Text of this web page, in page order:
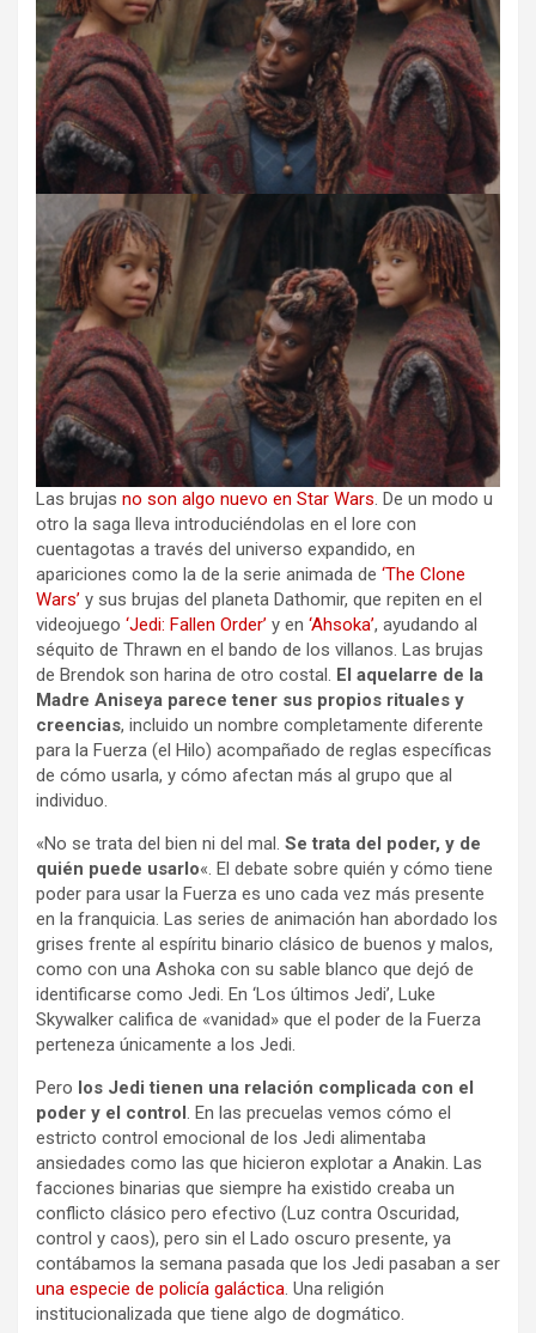
Las brujas no son algo nuevo en Star Wars. De un modo u
otro la saga lleva introduciéndolas en el lore con
cuentagotas a través del universo expandido, en
apariciones como la de la serie animada de ‘The Clone
Wars’ y sus brujas del planeta Dathomir, que repiten en el
videojuego ‘Jedi: Fallen Order’ y en ‘Ahsoka’, ayudando al
séquito de Thrawn en el bando de los villanos. Las brujas
de Brendok son harina de otro costal. El aquelarre de la
Madre Aniseya parece tener sus propios rituales y
creencias, incluido un nombre completamente diferente
para la Fuerza (el Hilo) acompañado de reglas específicas
de cómo usarla, y cómo afectan más al grupo que al
individuo.
«No se trata del bien ni del mal. Se trata del poder, y de
quién puede usarlo«. El debate sobre quién y cómo tiene
poder para usar la Fuerza es uno cada vez más presente
en la franquicia. Las series de animación han abordado los
grises frente al espíritu binario clásico de buenos y malos,
como con una Ashoka con su sable blanco que dejó de
identificarse como Jedi. En ‘Los últimos Jedi’, Luke
Skywalker califica de «vanidad» que el poder de la Fuerza
perteneza únicamente a los Jedi.
Pero los Jedi tienen una relación complicada con el
poder y el control . En las precuelas vemos cómo el
estricto control emocional de los Jedi alimentaba
ansiedades como las que hicieron explotar a Anakin. Las
facciones binarias que siempre ha existido creaba un
conflicto clásico pero efectivo (Luz contra Oscuridad,
control y caos), pero sin el Lado oscuro presente, ya
contábamos la semana pasada que los Jedi pasaban a ser
una especie de policía galáctica. Una religión
institucionalizada que tiene algo de dogmático.